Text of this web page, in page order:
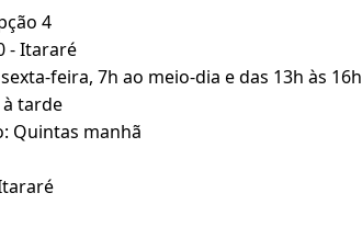
4
- Itararé
feira, 7h ao meio-dia e das 13h às 16h
tarde
Quintas manhã